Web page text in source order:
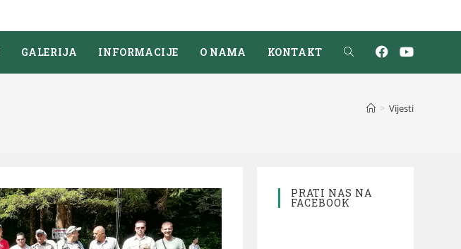
GALERIJA INFORMACIJE O NAMA KONTAKT
> Vijesti
PRATI NAS NA
FACEBOOK